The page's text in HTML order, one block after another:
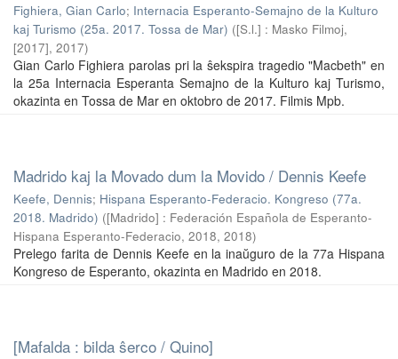
Fighiera, Gian Carlo; Internacia Esperanto-Semajno de la Kulturo
kaj Turismo (25a. 2017. Tossa de Mar) ([S.l.] : Masko Filmoj,
[2017], 2017)
Gian Carlo Fighiera parolas pri la ŝekspira tragedio "Macbeth" en
la 25a Internacia Esperanta Semajno de la Kulturo kaj Turismo,
okazinta en Tossa de Mar en oktobro de 2017. Filmis Mpb.
Madrido kaj la Movado dum la Movido / Dennis Keefe
Keefe, Dennis; Hispana Esperanto-Federacio. Kongreso (77a.
2018. Madrido) ([Madrido] : Federación Española de Esperanto-
Hispana Esperanto-Federacio, 2018, 2018)
Prelego farita de Dennis Keefe en la inaŭguro de la 77a Hispana
Kongreso de Esperanto, okazinta en Madrido en 2018.
[Mafalda : bilda ŝerco / Quino]